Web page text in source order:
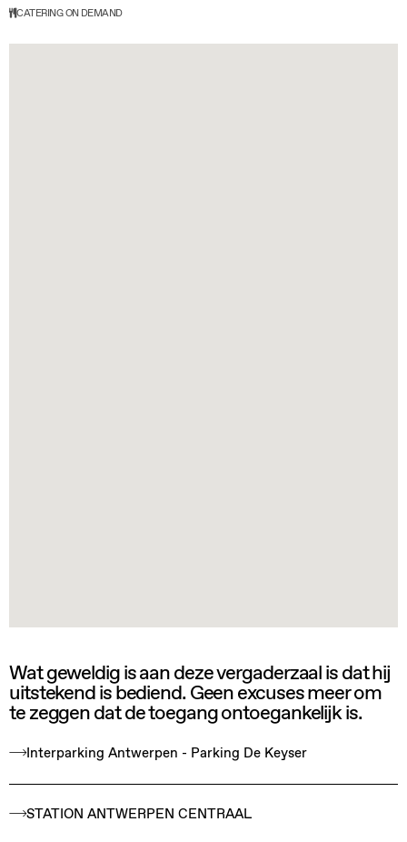
CATERING ON DEMAND
Wat geweldig is aan deze vergaderzaal is dat hij
uitstekend is bediend. Geen excuses meer om
te zeggen dat de toegang ontoegankelijk is.
Interparking Antwerpen - Parking De Keyser
STATION ANTWERPEN CENTRAAL